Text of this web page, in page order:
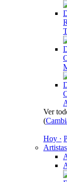
Ver
(
Hoy ·
Artistas